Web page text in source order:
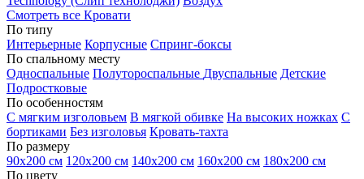
Смотреть все Кровати
По типу
Интерьерные Корпусные Спринг-боксы
По спальному месту
Односпальные Полутороспальные Двуспальные Детские
Подростковые
По особенностям
С мягким изголовьем В мягкой обивке На высоких ножках С
бортиками Без изголовья Кровать-тахта
По размеру
90х200 см 120х200 см 140х200 см 160х200 см 180х200 см
По цвету